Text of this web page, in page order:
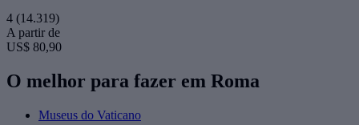
4 (14.319)
A partir de
US$ 80,90
O melhor para fazer em Roma
Museus do Vaticano